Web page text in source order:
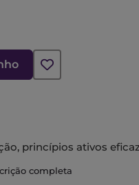
princípios ativos
longa duração. Com
que acalmam a pele
completa